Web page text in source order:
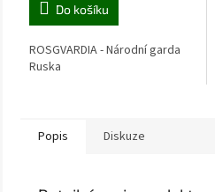
Do košíku
ROSGVARDIA - Národní garda
Ruska
Popis Diskuze